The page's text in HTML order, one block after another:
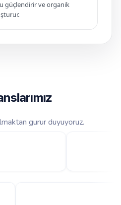
güçlendirir ve organik
gurur duyuyoruz.